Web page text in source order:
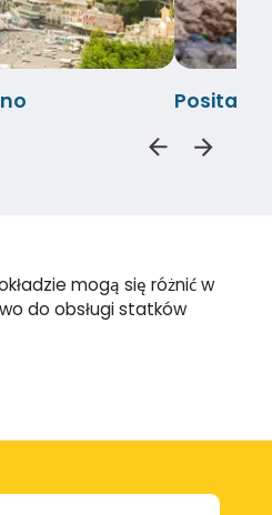
mogą się różnić w
do obsługi statków